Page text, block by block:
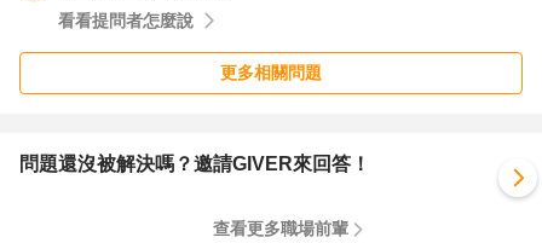
看看提問者怎麼說
更多相關問題
問題還沒被解決嗎？邀請GIVER來回答！
查看更多職場前輩